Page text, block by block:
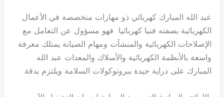
عبد الله المبارك كهربائي ذو مهارات متخصصة في الأعمال
الكهربائية بصفته فنيا كهربائيا فهو مسؤول عن التعامل مع
الإصلاحات الكهربائية والمنشآت ومهام الصيانة يمتلك معرفة
واسعة بالأنظمة الكهربائية والأسلاك والمعدات عبد الله
المبارك على دراية جيدة ببروتوكولات السلامة ويلتزم بدقة